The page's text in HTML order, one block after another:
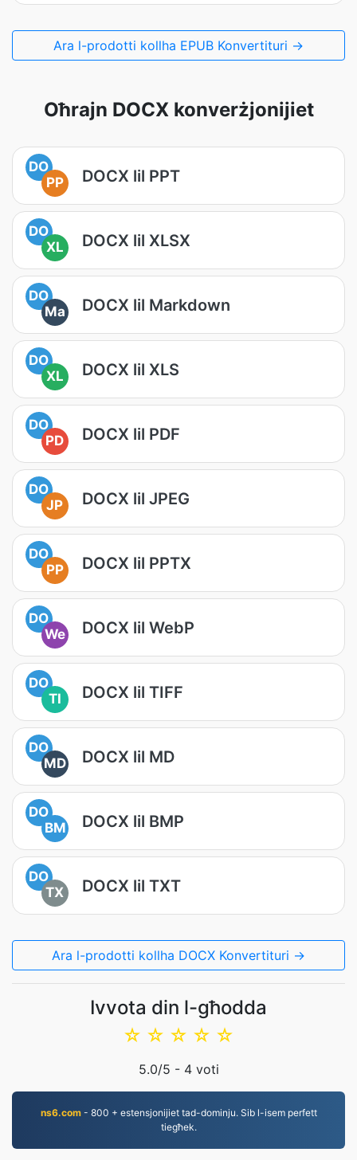
Ara l-prodotti kollha EPUB Konvertituri →
Oħrajn DOCX konverżjonijiet
DO
PP
DOCX lil PPT
DO
XL
DOCX lil XLSX
DO
Ma
DOCX lil Markdown
DO
XL
DOCX lil XLS
DO
PD
DOCX lil PDF
DO
JP
DOCX lil JPEG
DO
PP
DOCX lil PPTX
DO
We
DOCX lil WebP
DO
TI
DOCX lil TIFF
DO
MD
DOCX lil MD
DO
BM
DOCX lil BMP
DO
TX
DOCX lil TXT
Ara l-prodotti kollha DOCX Konvertituri →
Ivvota din l-għodda
☆
☆
☆
☆
☆
5.0/5 - 4voti
ns6.com- 800 + estensjonijiet tad-dominju. Sib l-isem perfett
tiegħek.